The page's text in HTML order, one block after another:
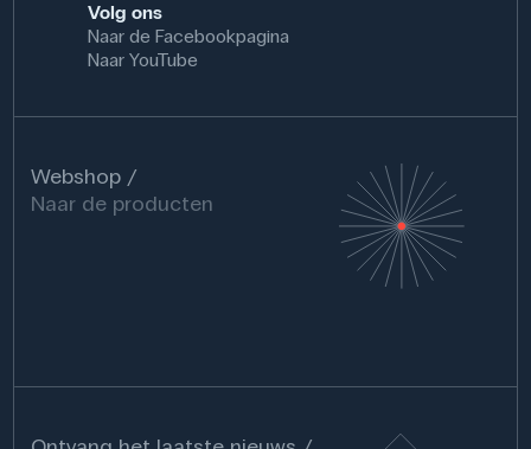
Volg ons
Naar de Facebookpagina
Naar YouTube
Webshop
Naar de producten